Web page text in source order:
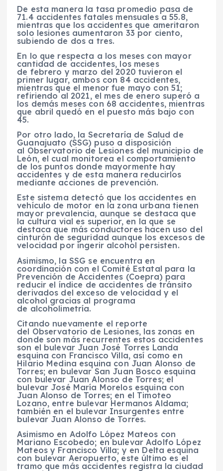
De esta manera la tasa promedio pasa de
71.4 accidentes fatales mensuales a 55.8,
mientras que los accidentes que ameritaron
solo lesiones aumentaron 33 por ciento,
subiendo de dos a tres.
En lo que respecta a los meses con mayor
cantidad de accidentes, los meses
de febrero y marzo del 2020 tuvieron el
primer lugar, ambos con 84 accidentes,
mientras que el menor fue mayo con 51;
refiriendo al 2021, el mes de enero superó a
los demás meses con 68 accidentes, mientras
que abril quedó en el puesto más bajo con
45.
Por otro lado, la Secretaría de Salud de
Guanajuato (SSG) puso a disposición
al Observatorio de Lesiones del municipio de
León, el cual monitorea el comportamiento
de los puntos donde mayormente hay
accidentes y de esta manera reducirlos
mediante acciones de prevención.
Este sistema detectó que los accidentes en
vehículo de motor en la zona urbana tienen
mayor prevalencia, aunque se destaca que
la cultura vial es superior, en la que se
destaca que más conductores hacen uso del
cinturón de seguridad aunque los excesos de
velocidad por ingerir alcohol persisten.
Asimismo, la SSG se encuentra en
coordinación con el Comité Estatal para la
Prevención de Accidentes (Coepra) para
reducir el índice de accidentes de tránsito
derivados del exceso de velocidad y el
alcohol gracias al programa
de alcoholimetría.
Citando nuevamente el reporte
del Observatorio de Lesiones, las zonas en
donde son más recurrentes estos accidentes
son el bulevar Juan José Torres Landa
esquina con Francisco Villa, así como en
Hilario Medina esquina con Juan Alonso de
Torres; en bulevar San Juan Bosco esquina
con bulevar Juan Alonso de Torres; el
bulevar José María Morelos esquina con
Juan Alonso de Torres; en el Timoteo
Lozano, entre bulevar Hermanos Aldama;
también en el bulevar Insurgentes entre
bulevar Juan Alonso de Torres.
Asimismo en Adolfo López Mateos con
Mariano Escobedo; en bulevar Adolfo López
Mateos y Francisco Villa; y en Delta esquina
con bulevar Aeropuerto, este último es el
tramo que más accidentes registra la ciudad